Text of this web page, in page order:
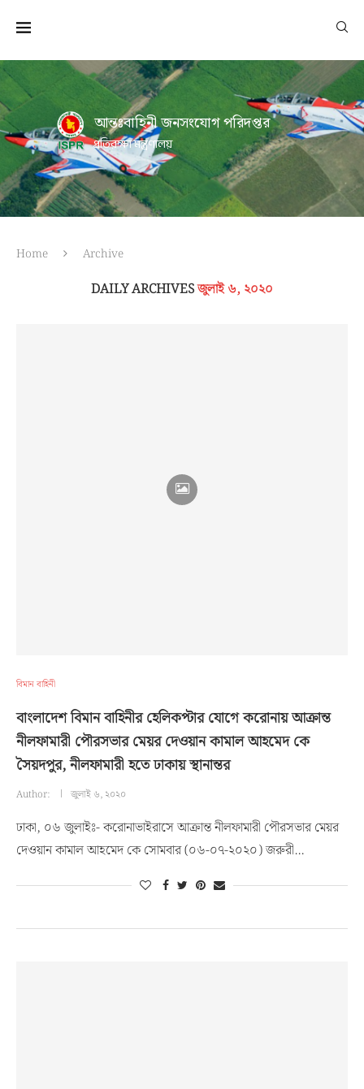
আন্তঃবাহিনী জনসংযোগ পরিদপ্তর
প্রতিরক্ষা মন্ত্রণালয়
Home Archive
DAILY ARCHIVESজুলাই ৬, ২০২০
বিমান বাহিনী
বাংলাদেশ বিমান বাহিনীর হেলিকপ্টার যোগে করোনায় আক্রান্ত
নীলফামারী পৌরসভার মেয়র দেওয়ান কামাল আহমেদ কে
সৈয়দপুর, নীলফামারী হতে ঢাকায় স্থানান্তর
Author: জুলাই ৬, ২০২০
ঢাকা, ০৬ জুলাইঃ- করোনাভাইরাসে আক্রান্ত নীলফামারী পৌরসভার মেয়র
দেওয়ান কামাল আহমেদ কে সোমবার (০৬-০৭-২০২০) জরুরী…